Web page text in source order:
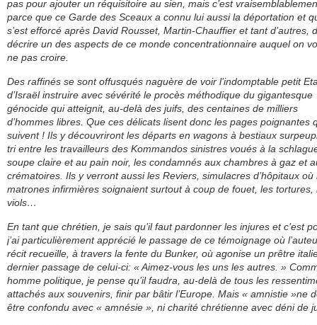
pas pour ajouter un réquisitoire au sien, mais c’est
parce que ce Garde des Sceaux a connu lui aussi la déportation et
s’est efforcé après David Rousset, Martin-Chauffier et tant d’autres,
décrire un des aspects de ce monde concentrationnaire auquel on
ne pas croire.
Des raffinés se sont offusqués naguère de voir l’indomptable petit
d’Israël instruire avec sévérité le procès méthodique du gigantesque
génocide qui atteignit, au-delà des juifs, des centaines de milliers
d’hommes libres. Que ces délicats lisent donc les pages poignantes
suivent ! Ils y découvriront les départs en wagons à bestiaux
tri entre les travailleurs des Kommandos sinistres voués à la
soupe claire et au pain noir, les condamnés aux chambres à gaz et
crématoires. Ils y verront aussi les Reviers, simulacres d’hôpitaux où
matrones infirmières soignaient surtout à coup de fouet, les tortures,
viols…
En tant que chrétien, je sais qu’il faut pardonner les injures et c’est
j’ai particulièrement apprécié le passage de ce témoignage où
récit recueille, à travers la fente du Bunker, où agonise un prêtre
dernier passage de celui-ci: « Aimez-vous les uns les autres. »
homme politique, je pense qu’il faudra, au-delà de tous les
attachés aux souvenirs, finir par bâtir l’Europe. Mais « amnistie »ne
être confondu avec « amnésie », ni charité chrétienne avec déni de